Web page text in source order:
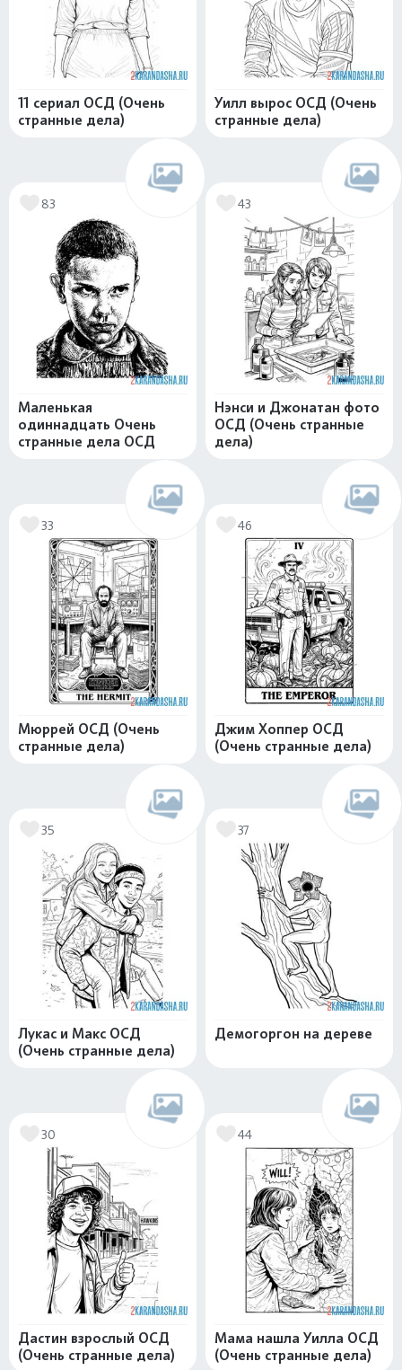
11 сериал ОСД (Очень
странные дела)
Уилл вырос ОСД (Очень
странные дела)
83
Маленькая
одиннадцать Очень
странные дела ОСД
43
Нэнси и Джонатан фото
ОСД (Очень странные
дела)
33
Мюррей ОСД (Очень
странные дела)
46
Джим Хоппер ОСД
(Очень странные дела)
35
Лукас и Макс ОСД
(Очень странные дела)
37
Демогоргон на дереве
30
Дастин взрослый ОСД
(Очень странные дела)
44
Мама нашла Уилла ОСД
(Очень странные дела)